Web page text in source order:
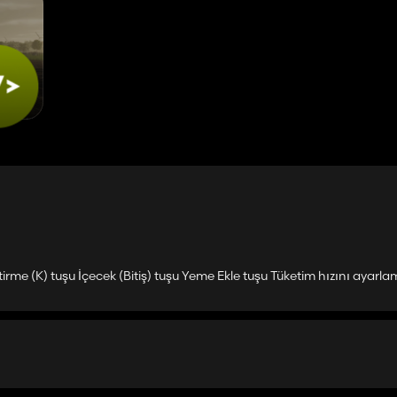
(K) tuşu İçecek (Bitiş) tuşu Yeme Ekle tuşu Tüketim hızını